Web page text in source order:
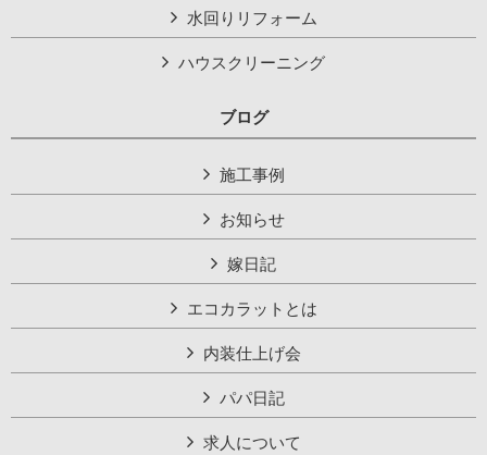
水回りリフォーム
ハウスクリーニング
ブログ
施工事例
お知らせ
嫁日記
エコカラットとは
内装仕上げ会
パパ日記
求人について